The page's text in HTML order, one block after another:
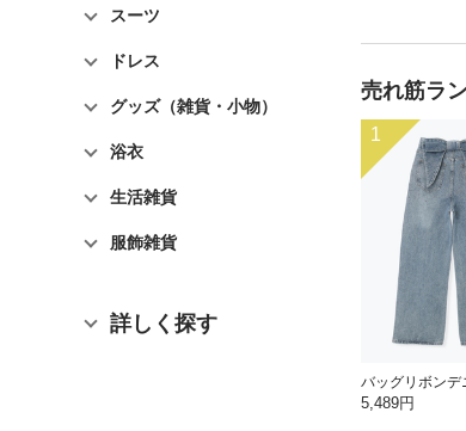
スーツ
ドレス
グッズ（雑貨・小物）
浴衣
生活雑貨
服飾雑貨
詳しく探す
売れ筋ラ
1
5,489円